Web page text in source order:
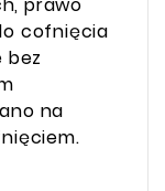
cofnięcia
bez
na